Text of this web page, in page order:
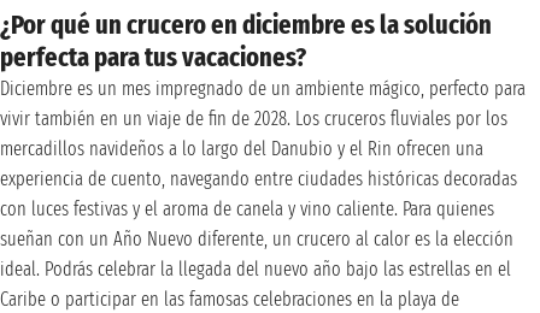
¿Por qué un crucero en diciembre es la solución
perfecta para tus vacaciones?
Diciembre es un mes impregnado de un ambiente mágico, perfecto para
vivir también en un viaje de fin de 2028. Los cruceros fluviales por los
mercadillos navideños a lo largo del Danubio y el Rin ofrecen una
experiencia de cuento, navegando entre ciudades históricas decoradas
con luces festivas y el aroma de canela y vino caliente. Para quienes
sueñan con un Año Nuevo diferente, un crucero al calor es la elección
ideal. Podrás celebrar la llegada del nuevo año bajo las estrellas en el
Caribe o participar en las famosas celebraciones en la playa de